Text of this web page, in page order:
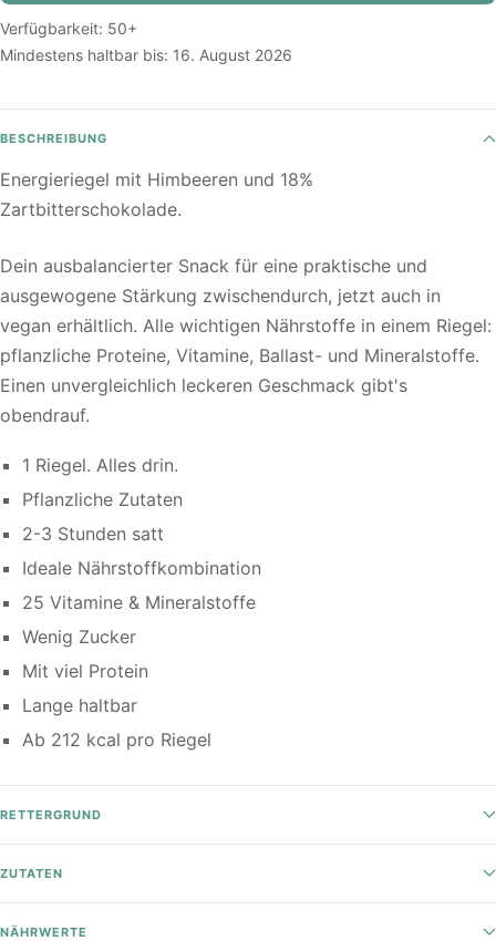
Verfügbarkeit: 50+
Mindestens haltbar bis: 16. August 2026
BESCHREIBUNG
Energieriegel mit Himbeeren und 18%
Zartbitterschokolade.
Dein ausbalancierter Snack für eine praktische und
ausgewogene Stärkung zwischendurch, jetzt auch in
vegan erhältlich. Alle wichtigen Nährstoffe in einem Riegel:
pflanzliche Proteine, Vitamine, Ballast- und Mineralstoffe.
Einen unvergleichlich leckeren Geschmack gibt's
obendrauf.
1 Riegel. Alles drin.
Pflanzliche Zutaten
2-3 Stunden satt
Ideale Nährstoffkombination
25 Vitamine & Mineralstoffe
Wenig Zucker
Mit viel Protein
Lange haltbar
Ab 212 kcal pro Riegel
RETTERGRUND
ZUTATEN
NÄHRWERTE